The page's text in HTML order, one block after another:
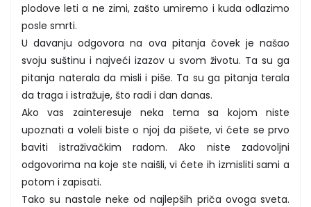
plodove leti a ne zimi, zašto umiremo i kuda odlazimo
posle smrti.
U davanju odgovora na ova pitanja čovek je našao
svoju suštinu i najveći izazov u svom životu. Ta su ga
pitanja naterala da misli i piše. Ta su ga pitanja terala
da traga i istražuje, što radi i dan danas.
Ako vas zainteresuje neka tema sa kojom niste
upoznati a voleli biste o njoj da pišete, vi ćete se prvo
baviti istraživačkim radom. Ako niste zadovoljni
odgovorima na koje ste naišli, vi ćete ih izmisliti sami a
potom i zapisati.
Tako su nastale neke od najlepših priča ovoga sveta.